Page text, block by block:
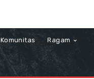
Komunitas Ragam